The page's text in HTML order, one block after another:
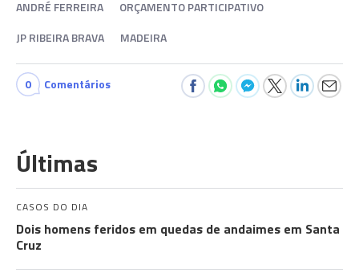
ANDRÉ FERREIRA
ORÇAMENTO PARTICIPATIVO
JP RIBEIRA BRAVA
MADEIRA
0 Comentários
Últimas
CASOS DO DIA
Dois homens feridos em quedas de andaimes em Santa
Cruz